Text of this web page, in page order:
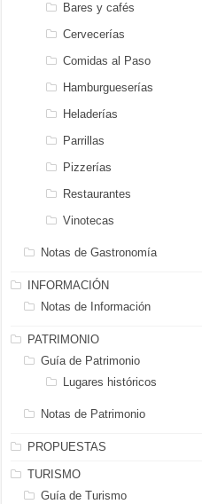
Bares y cafés
Cervecerías
Comidas al Paso
Hamburgueserías
Heladerías
Parrillas
Pizzerías
Restaurantes
Vinotecas
Notas de Gastronomía
INFORMACIÓN
Notas de Información
PATRIMONIO
Guía de Patrimonio
Lugares históricos
Notas de Patrimonio
PROPUESTAS
TURISMO
Guía de Turismo